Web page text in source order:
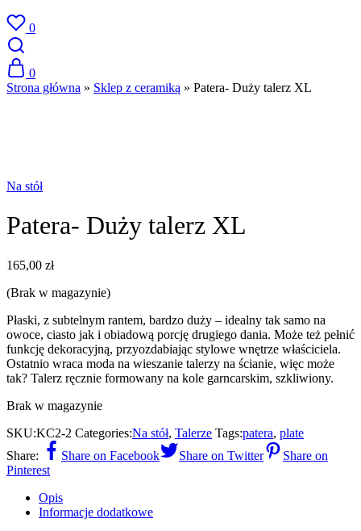
0
0
Strona główna » Sklep z ceramiką » Patera- Duży talerz XL
Na stół
Patera- Duży talerz XL
165,00 zł
(Brak w magazynie)
Płaski, z subtelnym rantem, bardzo duży – idealny tak samo na
owoce, ciasto jak i obiadową porcję drugiego dania. Może też pełnić
funkcję dekoracyjną, przyozdabiając stylowe wnętrze właściciela.
Ostatnio wraca moda na wieszanie talerzy na ścianie, więc może
tak? Talerz ręcznie formowany na kole garncarskim, szkliwiony.
Brak w magazynie
SKU:KC2-2 Categories:Na stół, Talerze Tags:patera, plate
Share:
Share on Facebook Share on Twitter
Share on
Pinterest
Opis
Informacje dodatkowe